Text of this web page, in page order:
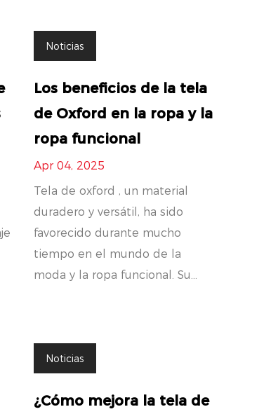
Noticias
Los beneficios de la tela
de Oxford en la ropa y la
ropa funcional
Apr 04, 2025
Tela de oxford , un material
duradero y versátil, ha sido
favorecido durante mucho
tiempo en el mundo de la
moda y la ropa funcional. Su...
Noticias
¿Cómo mejora la tela de